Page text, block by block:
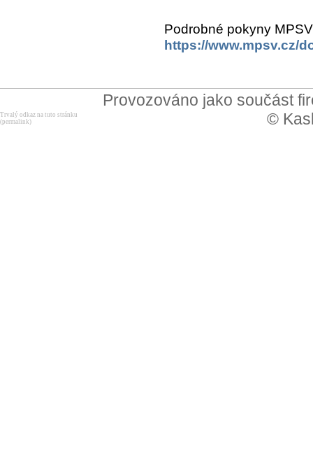
Podrobné pokyny
https://www.mpsv.cz/
Provozováno jako součást
©
Trvalý odkaz na tuto stránku
(permalink)